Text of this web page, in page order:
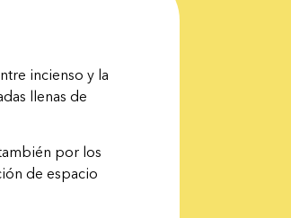
incienso y la
llenas de
por los
de espacio